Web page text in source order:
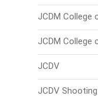
JCDM College
JCDM College
JCDV
JCDV